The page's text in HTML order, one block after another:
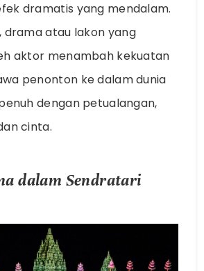
dramatis yang mendalam.
drama atau lakon yang
aktor menambah kekuatan
penonton ke dalam dunia
dengan petualangan,
cinta.
dalam Sendratari